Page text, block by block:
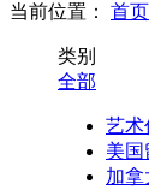
当前位置： 首页
类别
全部
艺术
美国
加拿